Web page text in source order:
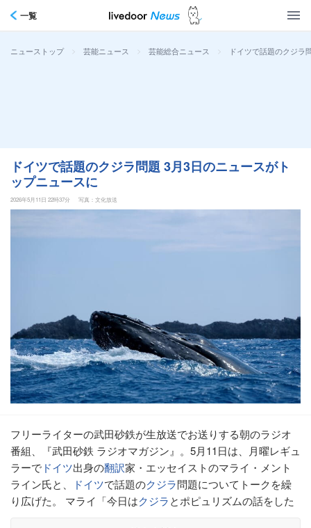
一覧
ニューストップ > 芸能ニュース > 芸能総合ニュース > ドイツで話題のクジラ
ドイツで話題のクジラ問題 3月3日のニュースがト
ップニュースに
2026年5月11日 22時37分 写真：文化放送
フリーライターの武田砂鉄が生放送でお送りする朝のラジオ
番組、『武田砂鉄 ラジオマガジン』。5月11日は、月曜レギュ
ラーで ドイツ出身の翻訳家・エッセイストのマライ・メント
ライン氏と、
ドイツで話題のクジラ問題についてトークを繰
り広げた。 マライ「今日はクジラとポピュリズムの話をした